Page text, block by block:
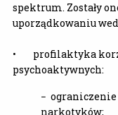
spektrum. Zostały
uporządkowaniu
• profilaktyka
psychoaktywnych:
−
narkotyków;